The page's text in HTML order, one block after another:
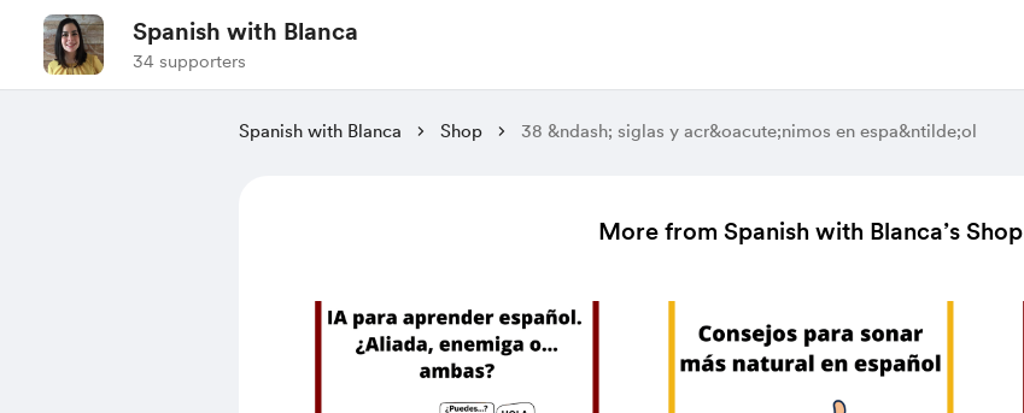
Spanish with Blanca
34 supporters
Spanish with Blanca Shop 38 &ndash; siglas y acr&oacute;nimos en espa&ntilde;ol
More from Spanish with Blanca’s Shop